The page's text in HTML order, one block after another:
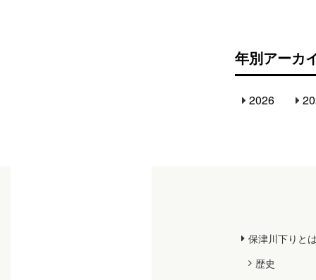
ジ
年別アーカ
2026
保津川下りとは
歴史